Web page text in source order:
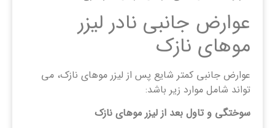
عوارض جانبی نادر لیزر
موهای نازک
عوارض جانبی کمتر شایع پس از لیزر موهای نازک، می
تواند شامل موارد زیر باشد:
سوختگی و تاول بعد از لیزر موهای نازک